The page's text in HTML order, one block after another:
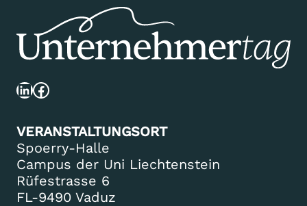
LinkedIn
Facebook
VERANSTALTUNGSORT
Spoerry-Halle
Campus der Uni Liechtenstein
Rüfestrasse 6
FL-9490 Vaduz